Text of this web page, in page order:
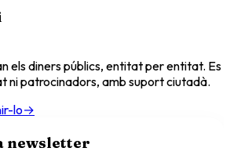
els diners públics, entitat per entitat. Es
ni patrocinadors, amb suport ciutadà.
lo→
newsletter